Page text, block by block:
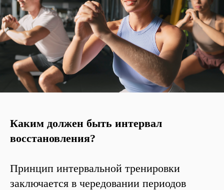
Каким должен быть интервал
восстановления?
Принцип интервальной тренировки
заключается в чередовании периодов